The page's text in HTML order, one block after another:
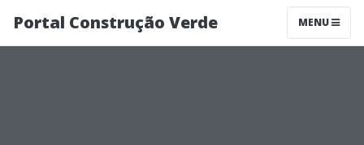
Portal Construção Verde MENU